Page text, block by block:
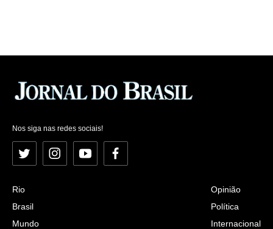
Nos siga nas redes sociais!
Twitter InstagramYouTubeFacebook
Rio
Brasil
Mundo
Opinião
Política
Internacional